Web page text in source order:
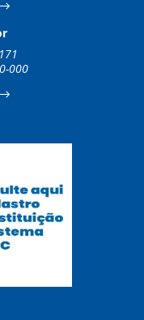
000